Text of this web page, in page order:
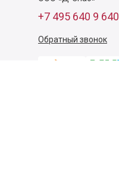
+7 495 640 9 640
Обратный звонок